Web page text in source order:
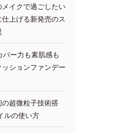
メイクで過ごしたい
上げる新発売のス
バー力も素肌感も
ションファンデー
の超微粒子技術搭
ルの使い方